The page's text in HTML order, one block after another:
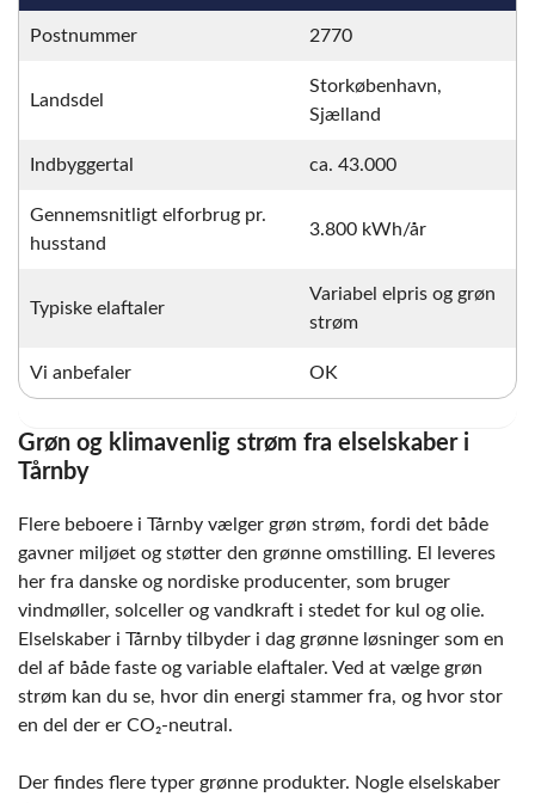
Postnummer 2770
Landsdel
Storkøbenhavn,
Sjælland
Indbyggertal ca. 43.000
Gennemsnitligt elforbrug pr.
husstand
3.800 kWh/år
Typiske elaftaler
Variabel elpris og grøn
strøm
Vi anbefaler OK
Grøn og klimavenlig strøm fra elselskaber i
Tårnby
Flere beboere i Tårnby vælger grøn strøm, fordi det både
gavner miljøet og støtter den grønne omstilling. El leveres
her fra danske og nordiske producenter, som bruger
vindmøller, solceller og vandkraft i stedet for kul og olie.
Elselskaber i Tårnby tilbyder i dag grønne løsninger som en
del af både faste og variable elaftaler. Ved at vælge grøn
strøm kan du se, hvor din energi stammer fra, og hvor stor
en del der er CO₂-neutral.
Der findes flere typer grønne produkter. Nogle elselskaber